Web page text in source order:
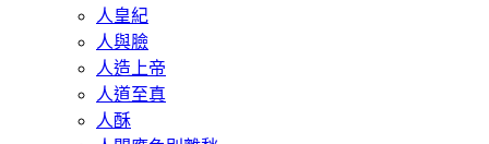
人皇紀
人與臉
人造上帝
人道至真
人酥